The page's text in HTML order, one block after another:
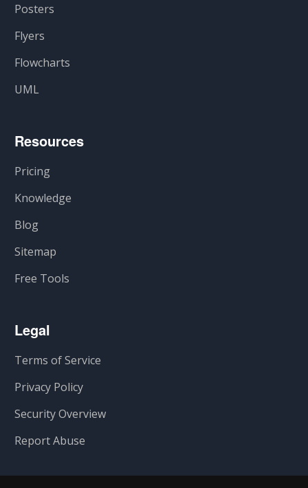
Posters
Flyers
Flowcharts
UML
Resources
Pricing
Knowledge
Blog
Sitemap
Free Tools
Legal
Terms of Service
Privacy Policy
Security Overview
Report Abuse